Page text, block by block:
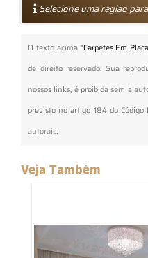
Selecione uma região
O texto acima "Carpetes Em
de direito reservado. Sua
nossos links, é proibida sem a
previsto no artigo 184 do Código
autorais.
Veja Também